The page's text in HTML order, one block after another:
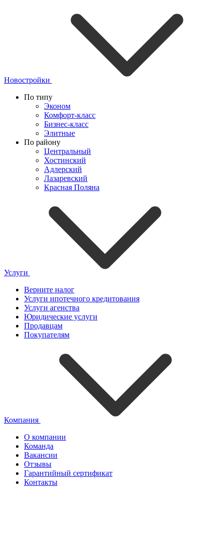
Новостройки
По типу
Эконом
Комфорт-класс
Бизнес-класс
Элитные
По району
Центральный
Хостинский
Адлерский
Лазаревский
Красная Поляна
Услуги
Верните налог
Услуги ипотечного кредитования
Услуги агенства
Юридические услуги
Продавцам
Покупателям
Компания
О компании
Команда
Вакансии
Отзывы
Гарантийный сертификат
Контакты